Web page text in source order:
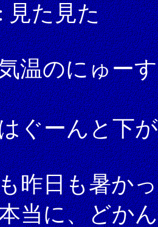
見た見た
温のにゅー
ぐーんと下
昨日も暑か
当に、どか